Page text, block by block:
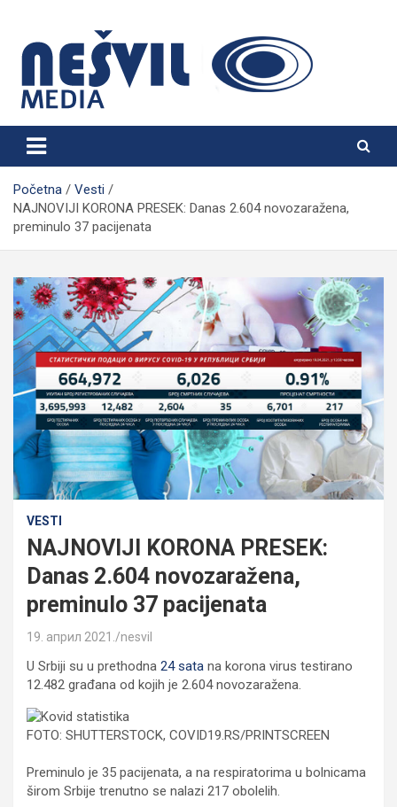
content
Nešvil Media Bogatić
Početna
Vesti
NAJNOVIJI KORONA PRESEK: Danas 2.604 novozaražena,
preminulo 37 pacijenata
VESTI
NAJNOVIJI KORONA PRESEK:
Danas 2.604 novozaražena,
preminulo 37 pacijenata
19. април 2021. nesvil
U Srbiji su u prethodna 24 sata na korona virus testirano
12.482 građana od kojih je 2.604 novozaražena.
FOTO: SHUTTERSTOCK, COVID19.RS/PRINTSCREEN
Preminulo je 35 pacijenata, a na respiratorima u bolnicama
širom Srbije trenutno se nalazi 217 obolelih.